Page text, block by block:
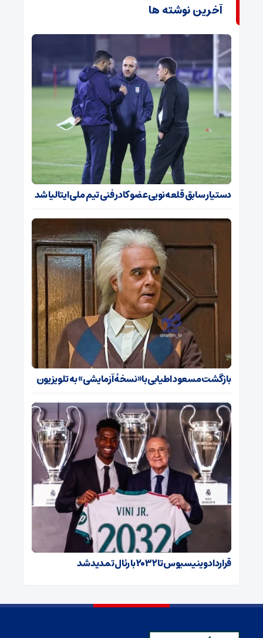
آخرین نوشته ها
دستیار سابق قلعه‌نویی عضو کادر فنی تیم ملی ایتالیا شد
بازگشت مسعود اطیابی با «نسخهٔ آزمایشی» به تلویزیون
قرارداد وینیسیوس تا ۲۰۳۲ با رئال‌ تمدید شد